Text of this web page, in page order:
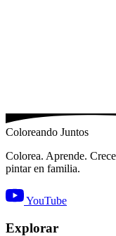
Coloreando Juntos
Colorea. Aprende.
pintar en familia.
YouTube
Explorar